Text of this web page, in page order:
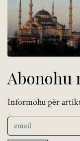
Abonohu
Informohu për